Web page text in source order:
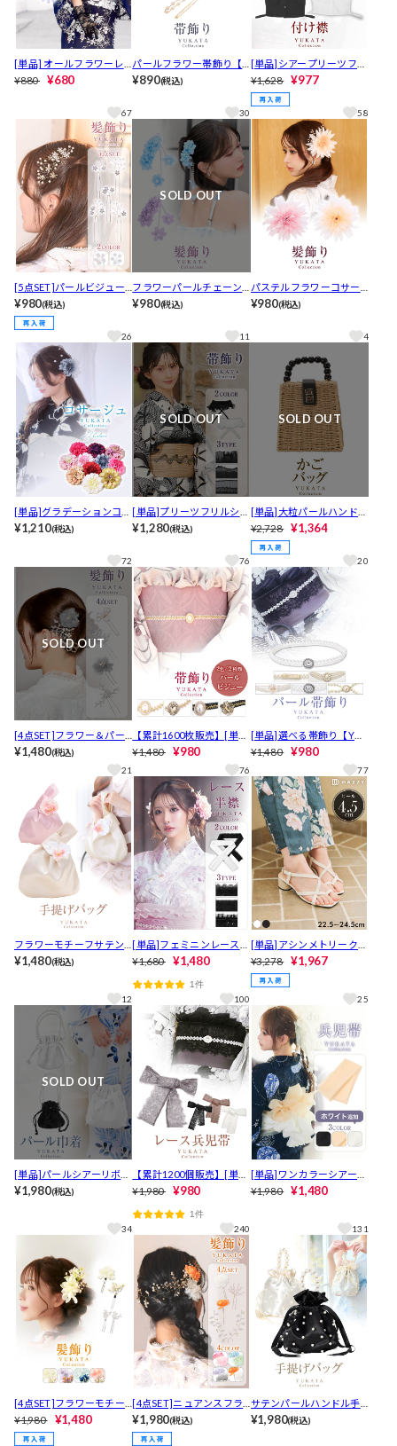
[単品] オールフラワーレ
ースグローブ【YUKATA b
¥880 ¥680
67
パールフラワー帯飾り【2
026年新作/YUKATA by da
¥890(税込)
30
[単品]シアープリーツフリ
ルつけ襟【2025年再入荷/
YUKATA by dazzy】
¥1,628 ¥977
58
[5点SET]パールビジュー
フラワー髪飾り
¥980(税込)
26
SOLD OUT
フラワーパールチェーン
髪飾り【2026年新作/YUK
¥980(税込)
11
パステルフラワーコサー
ジュ髪飾り【2026年新作/
¥980(税込)
4
[単品]グラデーションコサ
ージュ単品【YUKATA by
¥1,210(税込)
72
SOLD OUT
[単品]プリーツフリルシフ
ォン帯飾り
¥1,280(税込)
76
SOLD OUT
[単品]大粒パールハンドル
＆ショルダーかごバッグ
[2way] 【2025年再入荷/Y
UKATA by dazzy】
¥2,728 ¥1,364
20
SOLD OUT
[4点SET]フラワー＆パー
ルビーズ髪飾り【YUKATA
¥1,480(税込)
21
【累計1600枚販売】[単
品]パールシルバーストー
ンビジュー付き飾り紐
¥1,480 ¥980
76
[単品]選べる帯飾り【YUK
ATA by dazzy 2026】
¥1,480 ¥980
77
フラワーモチーフサテン
手提げバッグ【2026年新
¥1,480(税込)
12
[単品]フェミニンレース半
襟
¥1,680 ¥1,480
1件
100
[単品]アシンメトリークロ
スラインキャバヒールサ
ンダル【YUKATA by dazz
y 2025】
¥3,278 ¥1,967
25
SOLD OUT
[単品]パールシアーリボン
巾着バッグ【YUKATA by
¥1,980(税込)
34
【累計1200個販売】[単
品] フラワーレース兵児帯
6】
¥1,980 ¥980
1件
240
[単品]ワンカラーシアーチ
ュール兵児帯
¥1,980 ¥1,480
131
[4点SET]フラワーモチー
フ×パール髪飾り
¥1,980 ¥1,480
[4点SET]ニュアンスフラ
ワー×パールビジュー髪飾
り
¥1,980(税込)
サテンパールハンドル手
提げバッグ【2026年新作/
¥1,980(税込)